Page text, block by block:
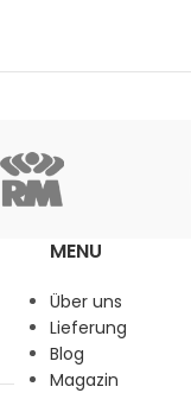
MENU
Über uns
Lieferung
Blog
Magazin